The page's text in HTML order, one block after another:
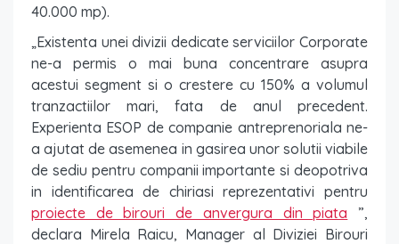
40.000 mp).
„Existenta unei divizii dedicate serviciilor Corporate
ne-a permis o mai buna concentrare asupra
acestui segment si o crestere cu 150% a volumul
tranzactiilor mari, fata de anul precedent.
Experienta ESOP de companie antreprenoriala ne-
a ajutat de asemenea in gasirea unor solutii viabile
de sediu pentru companii importante si deopotriva
in identificarea de chiriasi reprezentativi pentru
proiecte de birouri de anvergura din piata ”,
declara Mirela Raicu, Manager al Diviziei Birouri